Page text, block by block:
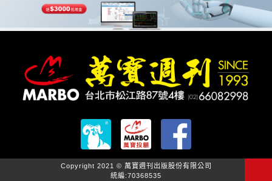
Copyright 2021 © 萬寶週刊出版股份有限公司
統編:70368535